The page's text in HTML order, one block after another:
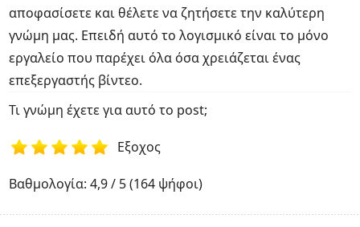
αποφασίσετε και θέλετε να ζητήσετε την καλύτερη
γνώμη μας. Επειδή αυτό το λογισμικό είναι το μόνο
εργαλείο που παρέχει όλα όσα χρειάζεται ένας
επεξεργαστής βίντεο.
Τι γνώμη έχετε για αυτό το post;
1 2 3 4 5
Εξοχος
Βαθμολογία: 4,9 / 5 (164 ψήφοι)